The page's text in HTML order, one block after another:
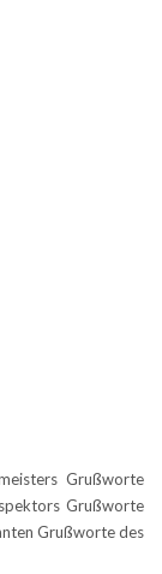
Grußworte
Grußworte
Grußworte des